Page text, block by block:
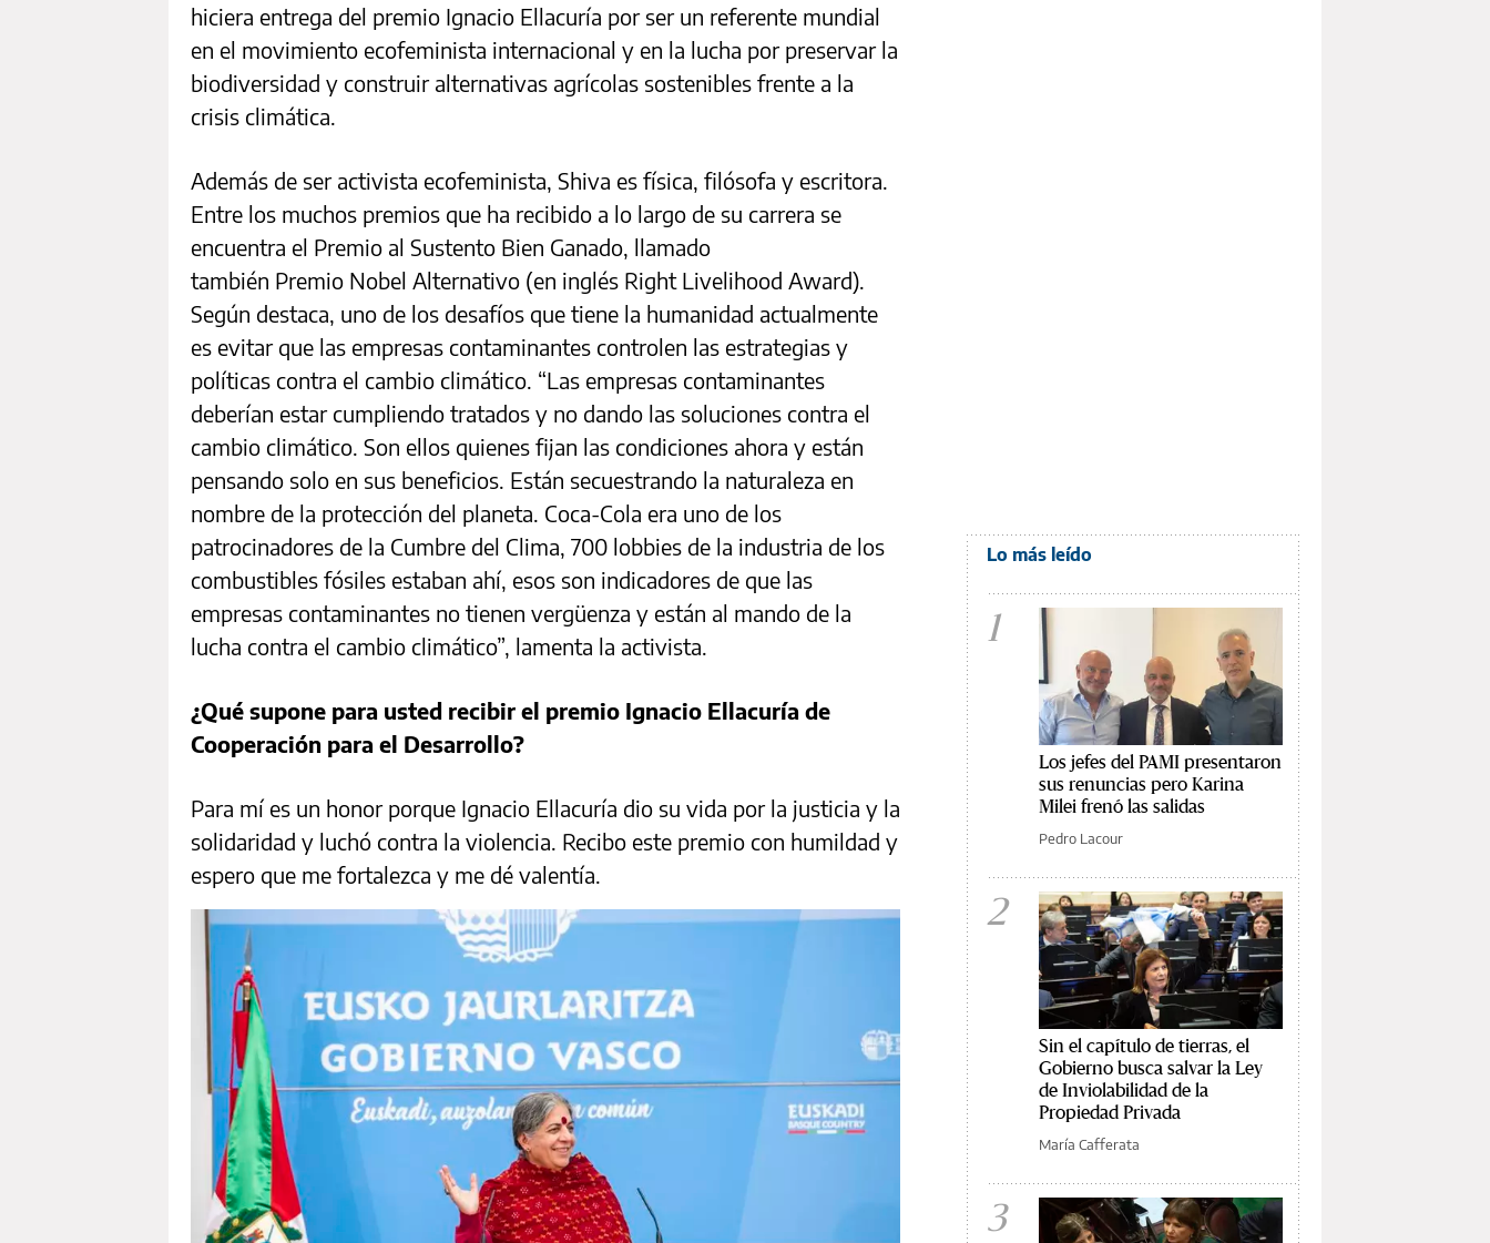
hiciera entrega del premio Ignacio Ellacuría por ser un referente mundial
en el movimiento ecofeminista internacional y en la lucha por preservar la
biodiversidad y construir alternativas agrícolas sostenibles frente a la
crisis climática.
Además de ser activista ecofeminista, Shiva es física, filósofa y escritora.
Entre los muchos premios que ha recibido a lo largo de su carrera se
encuentra el Premio al Sustento Bien Ganado, llamado
también Premio Nobel Alternativo (en inglés Right Livelihood Award).
Según destaca, uno de los desafíos que tiene la humanidad actualmente
es evitar que las empresas contaminantes controlen las estrategias y
políticas contra el cambio climático. “Las empresas contaminantes
deberían estar cumpliendo tratados y no dando las soluciones contra el
cambio climático. Son ellos quienes fijan las condiciones ahora y están
pensando solo en sus beneficios. Están secuestrando la naturaleza en
nombre de la protección del planeta. Coca-Cola era uno de los
patrocinadores de la Cumbre del Clima, 700 lobbies de la industria de los
combustibles fósiles estaban ahí, esos son indicadores de que las
empresas contaminantes no tienen vergüenza y están al mando de la
lucha contra el cambio climático”, lamenta la activista.
¿Qué supone para usted recibir el premio Ignacio Ellacuría de
Cooperación para el Desarrollo?
Para mí es un honor porque Ignacio Ellacuría dio su vida por la justicia y la
solidaridad y luchó contra la violencia. Recibo este premio con humildad y
espero que me fortalezca y me dé valentía.
Lo más leído
1
Los jefes del PAMI presentaron
sus renuncias pero Karina
Milei frenó las salidas
Pedro Lacour
2
Sin el capítulo de tierras, el
Gobierno busca salvar la Ley
de Inviolabilidad de la
Propiedad Privada
María Cafferata
3